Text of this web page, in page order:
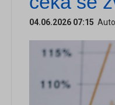
04.06.2026 07:15